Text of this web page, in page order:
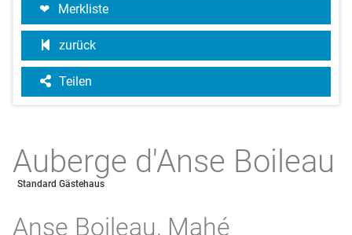
Merkliste
zurück
Teilen
Auberge d'Anse Boileau
Standard Gästehaus
Anse Boileau, Mahé